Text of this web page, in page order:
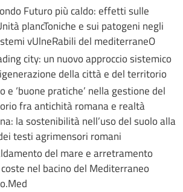
Futuro più caldo: effetti sulle
plancToniche e sui patogeni negli
vUlneRabili del mediterraneO
city: un nuovo approccio sistemico
della città e del territorio
e ‘buone pratiche’ nella gestione del
fra antichità romana e realtà
la sostenibilità nell’uso del suolo alla
testi agrimensori romani
del mare e arretramento
nel bacino del Mediterraneo